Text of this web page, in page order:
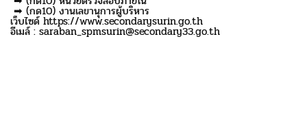
➡ (กด10) งานเลขานุการผู้บริหาร
เว็บไซด์ https://www.secondarysurin.go.th
อีเมล์ : saraban_spmsurin@secondary33.go.th